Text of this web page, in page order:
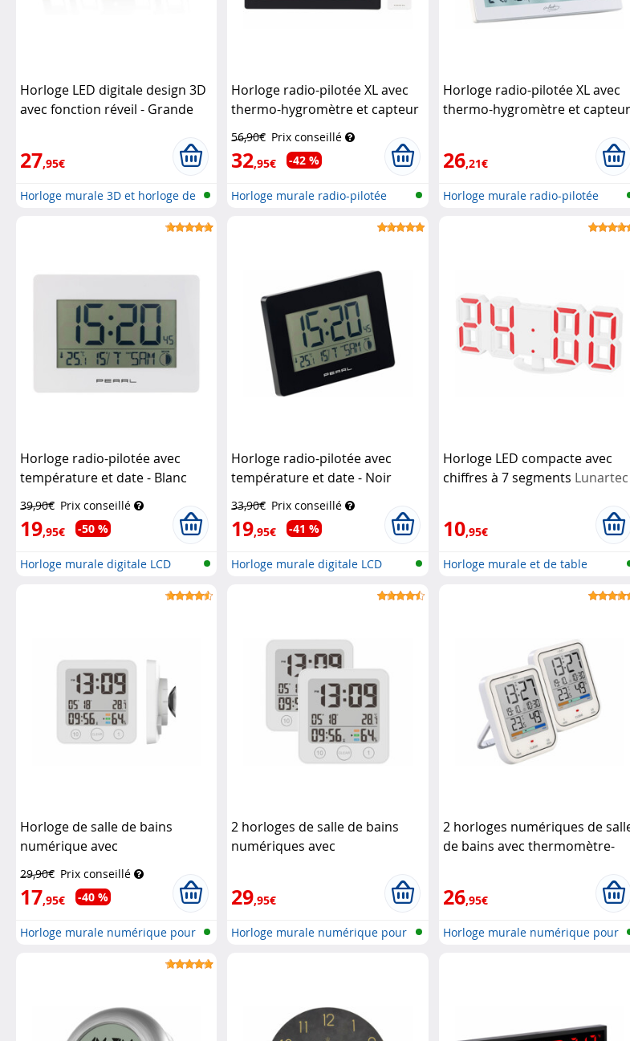
Horloge LED digitale design 3D
avec fonction réveil - Grande
27,95€
Horloge murale 3D et horloge de
Horloge radio-pilotée XL avec
thermo-hygromètre et capteur
Infactory
56,90€ Prix conseillé
32,95€ -42 %
Horloge murale radio-pilotée
Horloge radio-pilotée XL avec
thermo-hygromètre et capteur
26,21€
Horloge murale radio-pilotée
Horloge radio-pilotée avec
température et date - Blanc
39,90€ Prix conseillé
19,95€ -50 %
Horloge murale digitale LCD
Horloge radio-pilotée avec
température et date - Noir
33,90€ Prix conseillé
19,95€ -41 %
Horloge murale digitale LCD
Horloge LED compacte avec
chiffres à 7 segments Lunartec
10,95€
Horloge murale et de table
Horloge de salle de bains
numérique avec
thermomètre/hygromètre
Infactory
29,90€ Prix conseillé
17,95€ -40 %
Horloge murale numérique pour
2 horloges de salle de bains
numériques avec
29,95€
Horloge murale numérique pour
2 horloges numériques de
de bains avec thermomètre-
26,95€
Horloge murale numérique pour